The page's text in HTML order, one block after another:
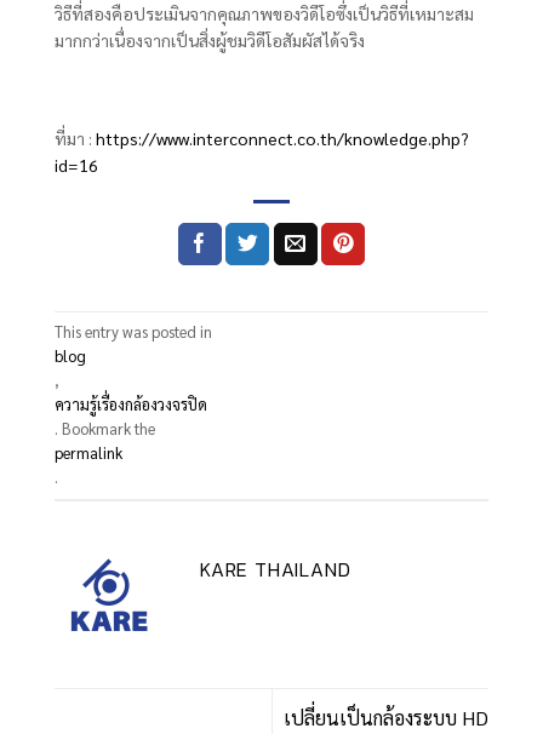
วิธีที่สองคือประเมินจากคุณภาพของวิดีโอซึ่งเป็นวิธีที่เหมาะสม
มากกว่าเนื่องจากเป็นสิ่งผู้ชมวิดีโอสัมผัสได้จริง
ที่มา : https://www.interconnect.co.th/knowledge.php?
id=16
This entry was posted in
blog
,
ความรู้เรื่องกล้องวงจรปิด
. Bookmark the
permalink
.
KARE THAILAND
เปลี่ยนเป็นกล้องระบบ HD